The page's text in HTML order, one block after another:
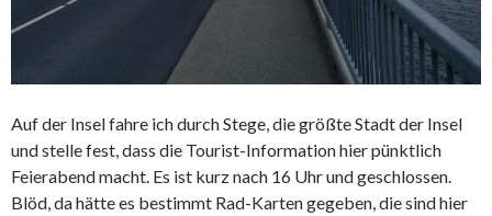
Auf der Insel fahre ich durch Stege, die größte Stadt der Insel
und stelle fest, dass die Tourist-Information hier pünktlich
Feierabend macht. Es ist kurz nach 16 Uhr und geschlossen.
Blöd, da hätte es bestimmt Rad-Karten gegeben, die sind hier